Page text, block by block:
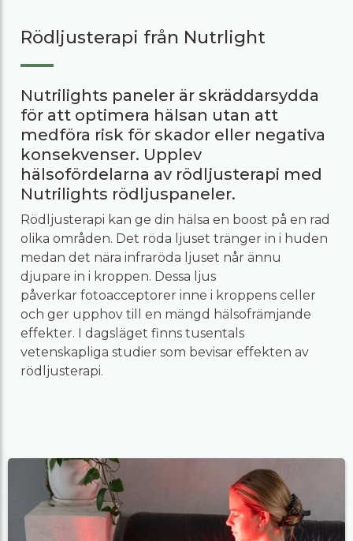
Rödljusterapi från Nutrlight
Nutrilights paneler är skräddarsydda
för att optimera hälsan utan att
medföra risk för skador eller negativa
konsekvenser. Upplev
hälsofördelarna av rödljusterapi med
Nutrilights rödljuspaneler.
Rödljusterapi kan ge din hälsa en boost på en rad
olika områden. Det röda ljuset tränger in i huden
medan det nära infraröda ljuset når ännu
djupare in i kroppen. Dessa ljus
påverkar fotoacceptorer inne i kroppens celler
och ger upphov till en mängd hälsofrämjande
effekter. I dagsläget finns tusentals
vetenskapliga studier som bevisar effekten av
rödljusterapi.